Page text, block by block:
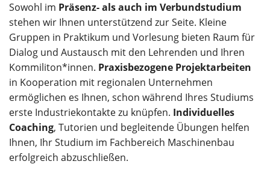
Sowohl im Präsenz- als auch im Verbundstudium
stehen wir Ihnen unterstützend zur Seite. Kleine
Gruppen in Praktikum und Vorlesung bieten Raum für
Dialog und Austausch mit den Lehrenden und Ihren
Kommiliton*innen. Praxisbezogene Projektarbeiten
in Kooperation mit regionalen Unternehmen
ermöglichen es Ihnen, schon während Ihres Studiums
erste Industriekontakte zu knüpfen. Individuelles
Coaching, Tutorien und begleitende Übungen helfen
Ihnen, Ihr Studium im Fachbereich Maschinenbau
erfolgreich abzuschließen.